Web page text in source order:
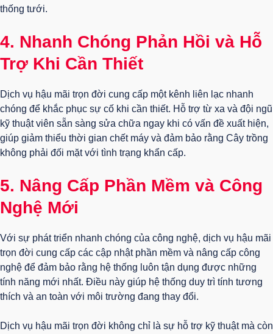
thống tưới.
4. Nhanh Chóng Phản Hồi và Hỗ
Trợ Khi Cần Thiết
Dịch vụ hậu mãi trọn đời cung cấp một kênh liên lạc nhanh
chóng để khắc phục sự cố khi cần thiết. Hỗ trợ từ xa và đội ngũ
kỹ thuật viên sẵn sàng sửa chữa ngay khi có vấn đề xuất hiện,
giúp giảm thiểu thời gian chết máy và đảm bảo rằng Cây trồng
không phải đối mặt với tình trạng khẩn cấp.
5. Nâng Cấp Phần Mềm và Công
Nghệ Mới
Với sự phát triển nhanh chóng của công nghệ, dịch vụ hậu mãi
trọn đời cung cấp các cập nhật phần mềm và nâng cấp công
nghệ để đảm bảo rằng hệ thống luôn tận dụng được những
tính năng mới nhất. Điều này giúp hệ thống duy trì tính tương
thích và an toàn với môi trường đang thay đổi.
Dịch vụ hậu mãi trọn đời không chỉ là sự hỗ trợ kỹ thuật mà còn